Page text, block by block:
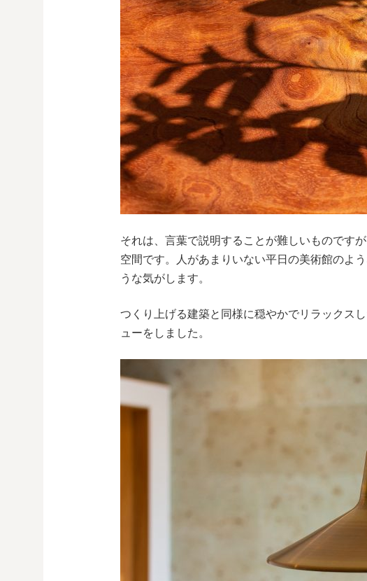
それは、言葉で説明することが難しいものです
空間です。人があまりいない平日の美術館のよ
うな気がします。
つくり上げる建築と同様に穏やかでリラックス
ューをしました。